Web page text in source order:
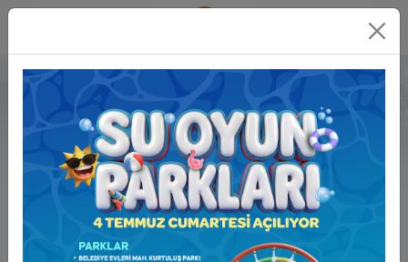
Kültür, Sanat ve Sosyal İşler
Müdürlüğü
Sabri KANDEMİR
0 322 239 64 64 (1247 )